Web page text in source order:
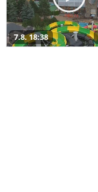
7.8. 18:38